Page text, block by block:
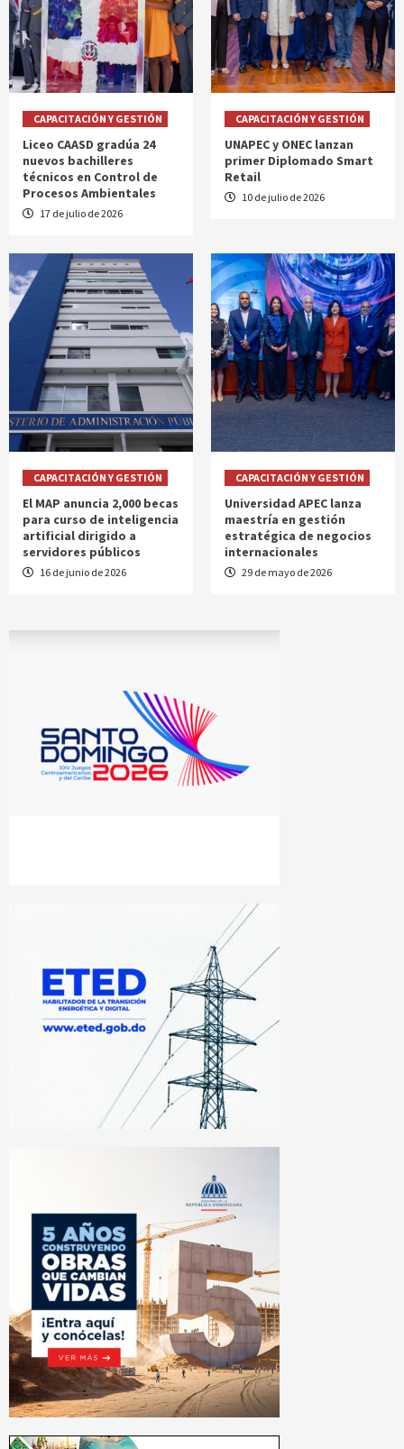
CAPACITACIÓN Y GESTIÓN
Liceo CAASD gradúa 24
nuevos bachilleres
técnicos en Control de
Procesos Ambientales
17 de julio de 2026
CAPACITACIÓN Y GESTIÓN
UNAPEC y ONEC lanzan
primer Diplomado Smart
Retail
10 de julio de 2026
CAPACITACIÓN Y GESTIÓN
El MAP anuncia 2,000 becas
para curso de inteligencia
artificial dirigido a
servidores públicos
16 de junio de 2026
CAPACITACIÓN Y GESTIÓN
Universidad APEC lanza
maestría en gestión
estratégica de negocios
internacionales
29 de mayo de 2026